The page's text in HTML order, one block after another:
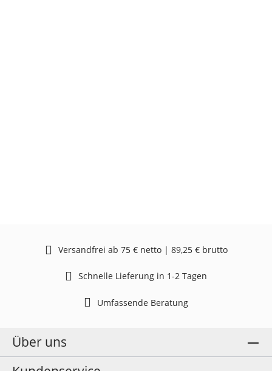
Versandfrei ab 75 € netto | 89,25 € brutto
Schnelle Lieferung in 1-2 Tagen
Umfassende Beratung
Über uns